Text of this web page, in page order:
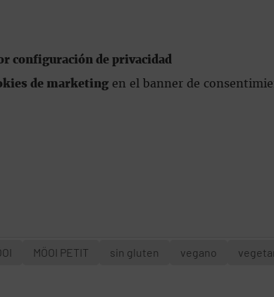
configuración de privacidad
de marketing en el banner de
MÖOI PETIT sin gluten vegano